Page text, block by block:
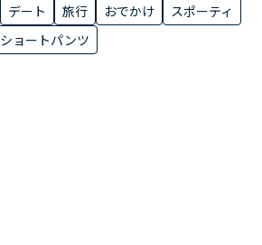
デート 旅行 おでかけ
スポーティ
ショートパンツ